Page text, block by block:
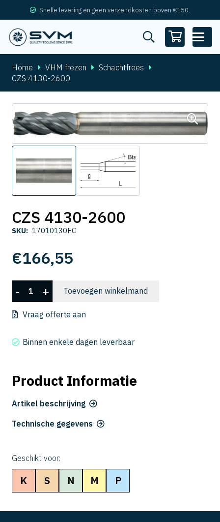
Snelle levering en geen verzendkosten boven €150.
Home VHM frezen
Schachtfrees
CZS 4130-2600
CZS 4130-2600
SKU: 17010130FC
€166,55
4130-
2600
- + Toevoegen winkelmand
Vraag offerte aan
Binnen enkele dagen leverbaar
Product Informatie
Artikel beschrijving
Technische gegevens
Geschikt voor:
K S N M P